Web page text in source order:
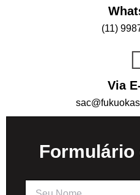
(11)
Via
Formulário